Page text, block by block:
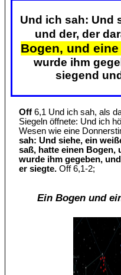
Und ich sah: Und
und der, der
Bogen, und
wurde ihm
siegend
Off 6,1 Und ich sah, als
Siegeln öffnete: Und ich
Wesen wie eine
sah: Und siehe, ein
saß, hatte einen Bogen,
wurde ihm gegeben,
er siegte. Off 6,1-2;
Ein Bogen und